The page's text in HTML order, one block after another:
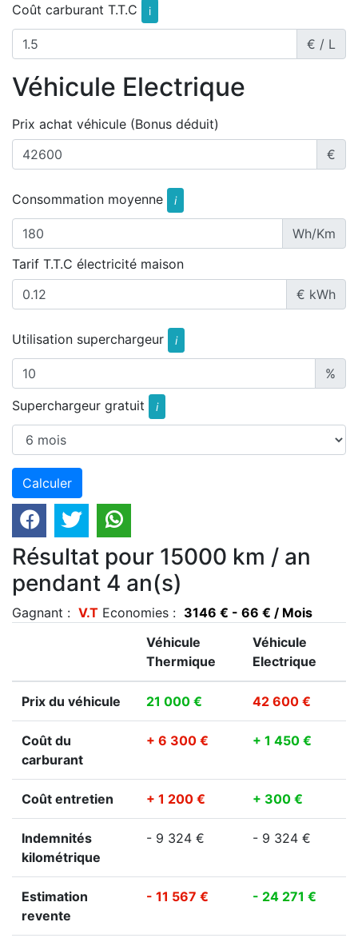
Coût carburant T.T.C
i
€ / L
Véhicule Electrique
Prix achat véhicule (Bonus déduit)
€
Consommation moyenne i
Wh/Km
Tarif T.T.C électricité maison
€ kWh
Utilisation superchargeur i
%
Superchargeur gratuit
i
Résultat pour 15000 km / an
pendant 4 an(s)
Gagnant : V.T Economies : 3146 € - 66 € / Mois
Véhicule
Thermique
Véhicule
Electrique
Prix du véhicule 21 000 € 42 600 €
Coût du
carburant
+ 6 300 € + 1 450 €
Coût entretien + 1 200 € + 300 €
Indemnités
kilométrique
- 9 324 € - 9 324 €
Estimation
revente
- 11 567 € - 24 271 €